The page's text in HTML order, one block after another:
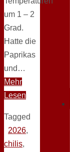
um 1 – 2
Grad.
Hatte die
Paprikas
und…
Mehr
Lesen
Tagged
2026,
chilis,